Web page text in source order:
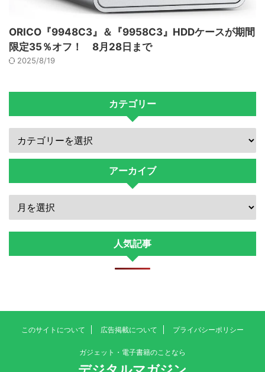
ORICO『9948C3』＆『9958C3』HDDケースが期間
限定35％オフ！ 8月28日まで
2025/8/19
カテゴリー
アーカイブ
人気記事
このサイトについて 広告掲載について プライバシーポリシー
ガジェット・電子書籍のことなら